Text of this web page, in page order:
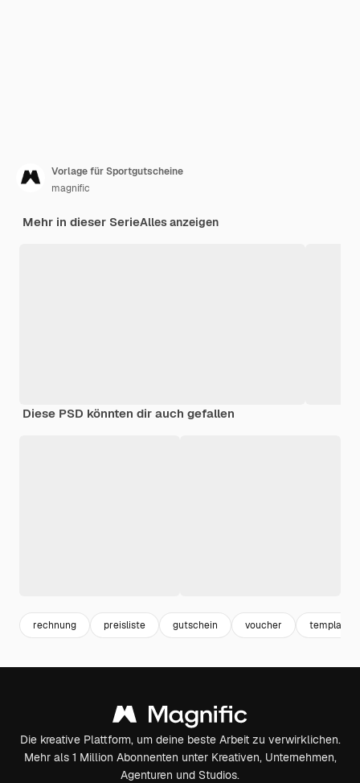
Vorlage für Sportgutscheine
magnific
Mehr in dieser SerieAlles anzeigen
Diese PSD könnten dir auch gefallen
rechnung preisliste gutschein voucher template
Die kreative Plattform, um deine beste Arbeit zu verwirklichen.
Mehr als 1 Million Abonnenten unter Kreativen, Unternehmen,
Agenturen und Studios.